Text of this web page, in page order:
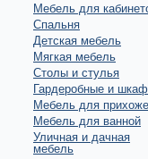
Мебель для
Спальня
Детская мебель
Мягкая мебель
Столы и стулья
Гардеробные и
Мебель для
Мебель для ванной
Уличная и дачная
мебель